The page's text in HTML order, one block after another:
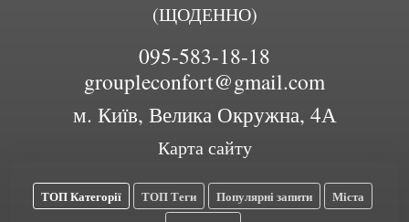
(ЩОДЕННО)
095-583-18-18
groupleconfort@gmail.com
м. Київ, Велика Окружна, 4А
Карта сайту
ТОП Категорії ТОП Теги Популярні запити
Міста